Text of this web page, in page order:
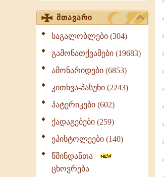
მთავარი
საგალობლები (304)
გამონათქვამები (19683)
ამონარიდები (6853)
კითხვა-პასუხი (2243)
პატერიკები (602)
ქადაგებები (259)
ეპისტოლეები (140)
წმინდანთა
ცხოვრება